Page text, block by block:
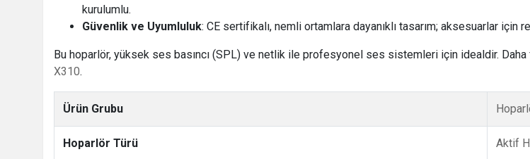
kurulumlu.
Güvenlik ve Uyumluluk: CE sertifikalı, nemli ortamlara dayanıklı tasarım; aksesuarlar için
Bu hoparlör, yüksek ses basıncı (SPL) ve netlik ile profesyonel ses sistemleri için idealdir.
X310.
Ürün Grubu
Hoparlör Türü Aktif